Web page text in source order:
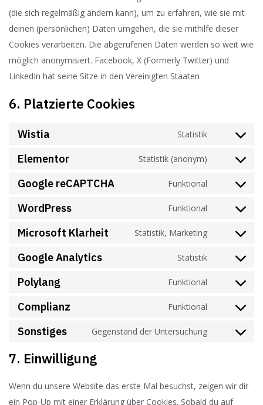
(die sich regelmäßig ändern kann), um zu erfahren, wie sie mit
deinen (persönlichen) Daten umgehen, die sie mithilfe dieser
Cookies verarbeiten. Die abgerufenen Daten werden so weit wie
möglich anonymisiert. Facebook, X (Formerly Twitter) und
LinkedIn hat seine Sitze in den Vereinigten Staaten
6. Platzierte Cookies
Wistia Statistik
Elementor Statistik (anonym)
Google reCAPTCHA Funktional
WordPress Funktional
Microsoft Klarheit Statistik, Marketing
Google Analytics Statistik
Polylang Funktional
Complianz Funktional
Sonstiges Gegenstand der Untersuchung
7. Einwilligung
Wenn du unsere Website das erste Mal besuchst, zeigen wir dir
ein Pop-Up mit einer Erklärung über Cookies. Sobald du auf